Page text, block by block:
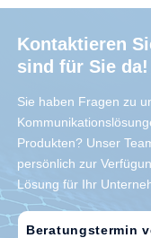
Kontaktieren
sind für Sie da!
Sie haben Fragen zu
Produkten? Unser
persönlich zur
Lösung für Ihr
Beratungstermin